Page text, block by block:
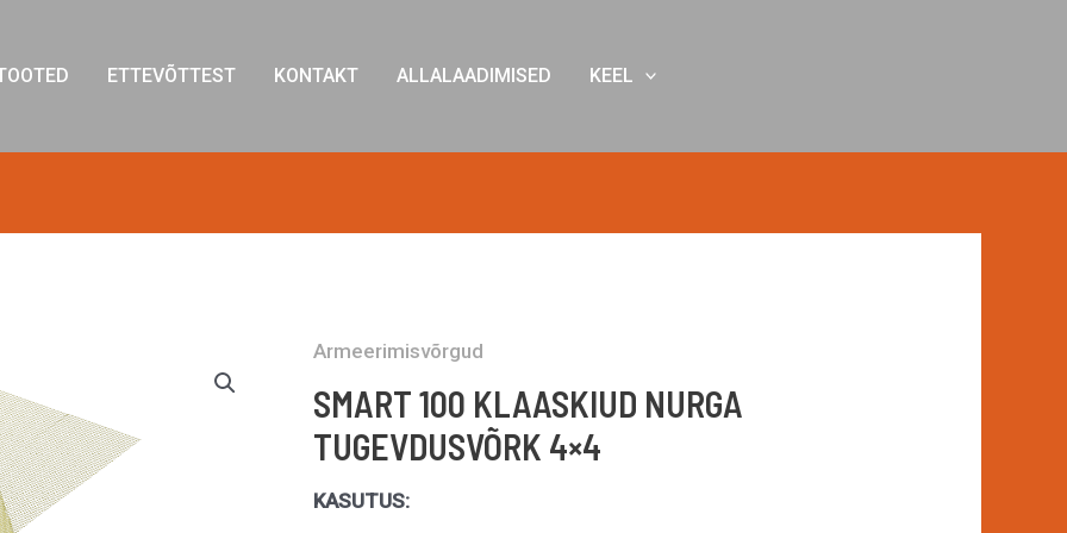
ETTEVÕTTEST KONTAKT ALLALAADIMISED KEEL
Armeerimisvõrgud
SMART 100 KLAASKIUD NURGA
TUGEVDUSVÕRK 4×4
KASUTUS: